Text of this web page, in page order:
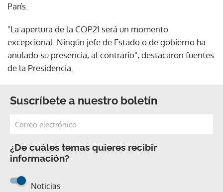
París.
"La apertura de la COP21 será un momento
excepcional. Ningún jefe de Estado o de gobierno ha
anulado su presencia, al contrario", destacaron fuentes
de la Presidencia.
Suscríbete a nuestro boletín
¿De cuáles temas quieres recibir
información?
Noticias